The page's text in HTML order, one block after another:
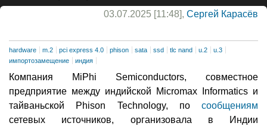
03.07.2025 [11:48], Сергей Карасёв
hardware m.2 pci express 4.0 phison sata ssd tlc nand u.2
u.3
импортозамещение
индия
Компания MiPhi Semiconductors, совместное
предприятие между индийской Micromax Informatics и
тайваньской Phison Technology, по сообщениям
сетевых источников, организовала в Индии